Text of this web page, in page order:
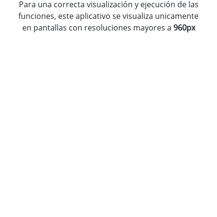
Para una correcta visualización y ejecución de las
funciones, este aplicativo se visualiza unicamente
en pantallas con resoluciones mayores a 960px